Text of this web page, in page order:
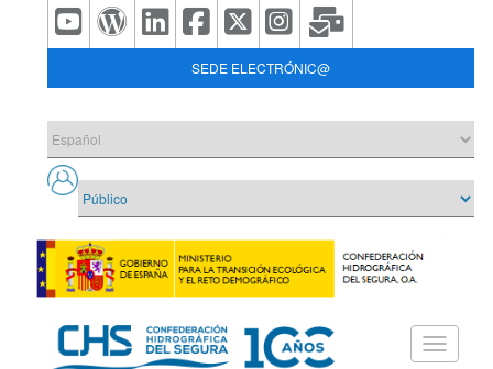
SEDE ELECTRÓNIC@